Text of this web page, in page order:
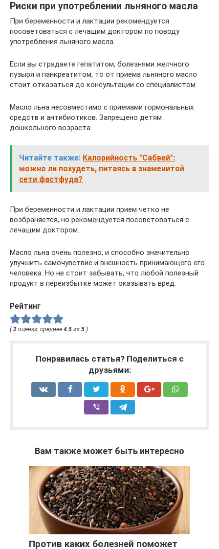
Риски при употреблении льняного масла
При беременности и лактации рекомендуется
посоветоваться с лечащим доктором по поводу
употребления льняного масла.
Если вы страдаете гепатитом, болезнями желчного
пузыря и панкреатитом, то от приема льняного масло
стоит отказаться до консультации со специалистом.
Масло льна несовместимо с приемами гормональных
средств и антибиотиков. Запрещено детям
дошкольного возраста.
Читайте также: Калорийность "Сабвей":
можно ли похудеть, питаясь в знаменитой
сети фастфуда?
При беременности и лактации прием четко не
возбраняется, но рекомендуется посоветоваться с
лечащим доктором.
Масло льна очень полезно, и способно значительно
улучшить самочувствие и внешность принимающего его
человека. Но не стоит забывать, что любой полезный
продукт в переизбытке может оказывать вред.
Рейтинг
(2 оценки, среднее 4.5 из 5 )
Понравилась статья? Поделиться с
друзьями:
Вам также может быть интересно
Против каких болезней поможет